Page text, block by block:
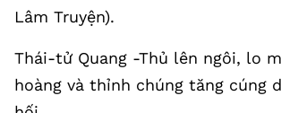
Lâm Truyện).
Thái-tử Quang -Thủ lên ngôi, lo
hoàng và thỉnh chúng tăng cúng